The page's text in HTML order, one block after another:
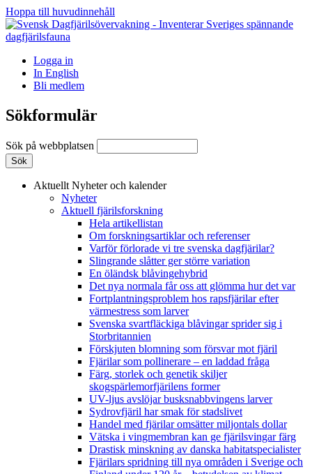
Hoppa till huvudinnehåll
Logga in
In English
Bli medlem
Sökformulär
Sök på webbplatsen
Aktuellt Nyheter och kalender
Nyheter
Aktuell fjärilsforskning
Hela artikellistan
Om forskningsartiklar och referenser
Varför förlorade vi tre svenska dagfjärilar?
Slingrande slåtter ger större variation
En öländsk blåvingehybrid
Det nya normala får oss att glömma hur det var
Fortplantningsproblem hos rapsfjärilar efter
värmestress som larver
Svenska svartfläckiga blåvingar sprider sig i
Storbritannien
Förskjuten blomning som försvar mot fjäril
Fjärilar som pollinerare – en laddad fråga
Färg, storlek och genetik skiljer
skogspärlemorfjärilens former
UV-ljus avslöjar busksnabbvingens larver
Sydrovfjäril har smak för stadslivet
Handel med fjärilar omsätter miljontals dollar
Vätska i vingmembran kan ge fjärilsvingar färg
Drastisk minskning av danska habitatspecialister
Fjärilars spridning till nya områden i Sverige och